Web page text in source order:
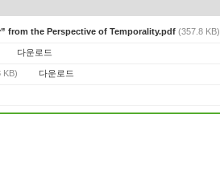
from the Perspective of Temporality.pdf (357.8 KB)
다운로드
KB) 다운로드